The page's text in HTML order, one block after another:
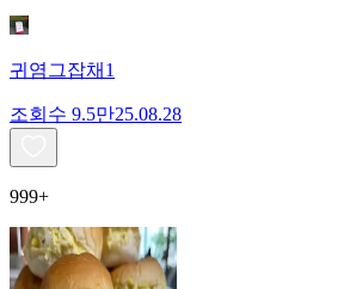
귀염그잡채1
조회수 9.5만25.08.28
999+